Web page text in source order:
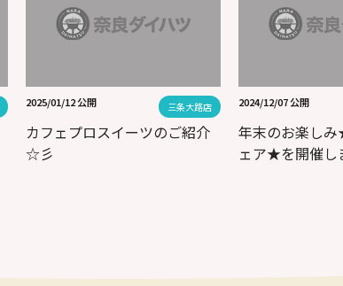
2025/01/12 公開 三条大路店
カフェプロスイーツのご紹介
☆彡
2024/12/07 公開
年末のお楽し
ェア★を開催し